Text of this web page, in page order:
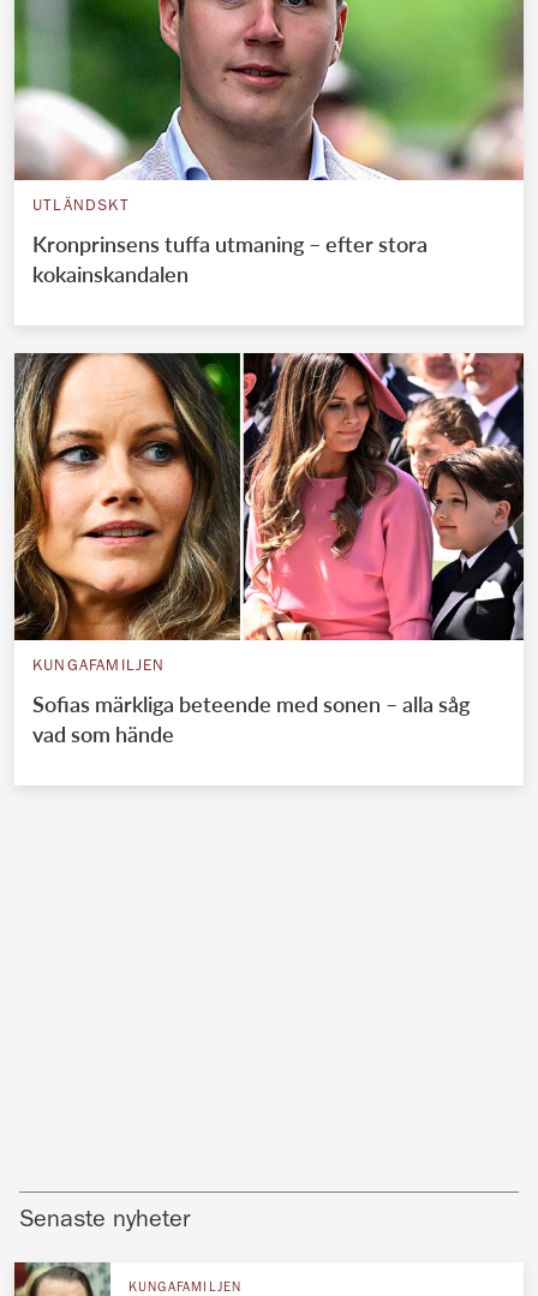
UTLÄNDSKT
Kronprinsens tuffa utmaning – efter stora
kokainskandalen
KUNGAFAMILJEN
Sofias märkliga beteende med sonen – alla såg
vad som hände
Senaste nyheter
KUNGAFAMILJEN